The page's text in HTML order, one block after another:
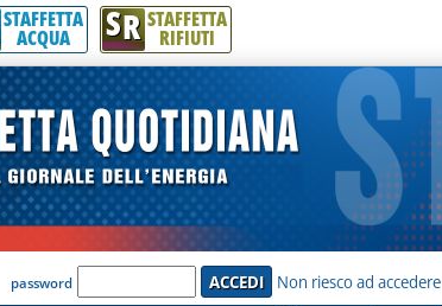
STAFFETTA
ACQUA SR STAFFETTA
RIFIUTI
accedere'
password Non riesco ad accedere